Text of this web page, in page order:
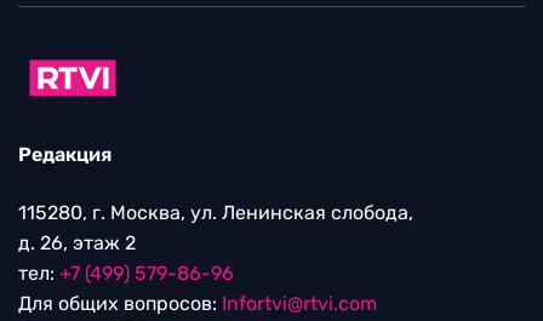
Редакция
115280, г. Москва, ул. Ленинская слобода,
д. 26, этаж 2
тел: +7 (499) 579-86-96
Для общих вопросов: Infortvi@rtvi.com